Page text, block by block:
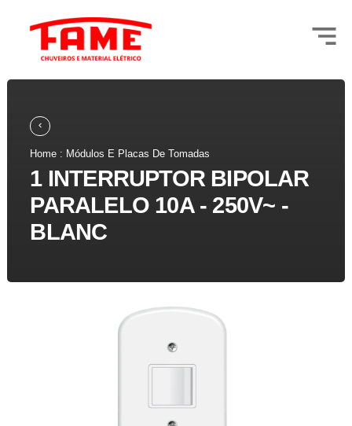
Home : Módulos E Placas De Tomadas
1 INTERRUPTOR BIPOLAR
PARALELO 10A - 250V~ -
BLANC